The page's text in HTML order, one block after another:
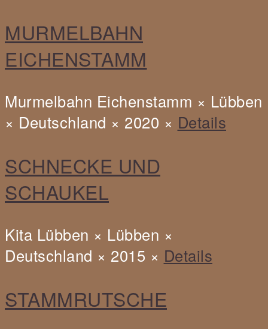
MURMELBAHN
EICHENSTAMM
Murmelbahn Eichenstamm × Lübben
× Deutschland × 2020 × Details
Schnecke
und
Schaukel,
Kita
Lübben,
Lübben,
Deutschland,
2015
SCHNECKE UND
SCHAUKEL
Kita Lübben × Lübben ×
Deutschland × 2015 × Details
STAMMRUTSCHE